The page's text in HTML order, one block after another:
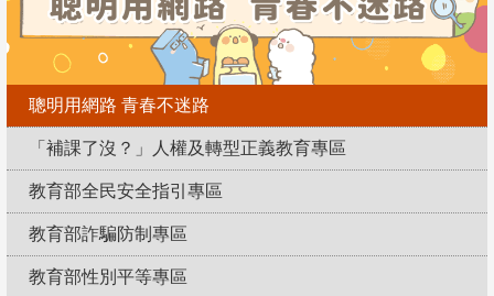
聰明用網路 青春不迷路
「補課了沒？」人權及轉型正義教育專區
教育部全民安全指引專區
教育部詐騙防制專區
教育部性別平等專區